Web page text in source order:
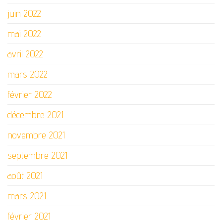
juin 2022
mai 2022
avril 2022
mars 2022
février 2022
décembre 2021
novembre 2021
septembre 2021
août 2021
mars 2021
février 2021